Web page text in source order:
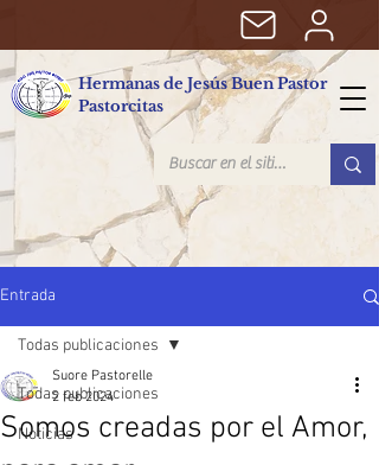
Hermanas de Jesús Buen Pastor
Pastorcitas
Entrada
Todas publicaciones
Noticias
Todas publicaciones
Somos creadas por el Amor,
Suore Pastorelle
2 feb 2024